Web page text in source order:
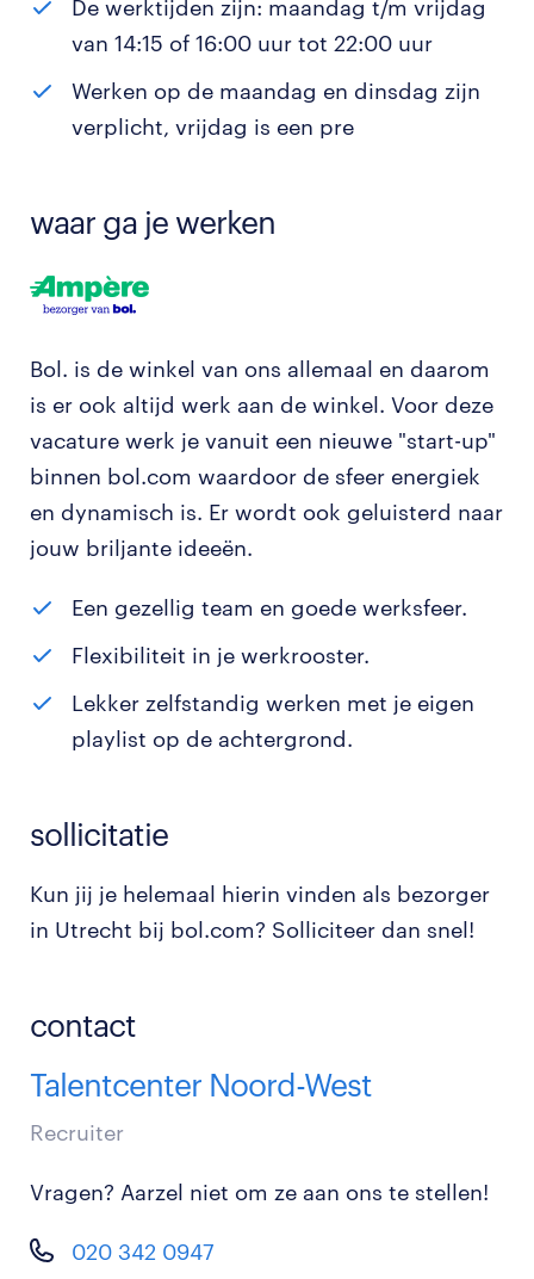
De werktijden zijn: maandag t/m vrijdag
van 14:15 of 16:00 uur tot 22:00 uur
Werken op de maandag en dinsdag zijn
verplicht, vrijdag is een pre
waar ga je werken
Bol. is de winkel van ons allemaal en daarom
is er ook altijd werk aan de winkel. Voor deze
vacature werk je vanuit een nieuwe "start-up"
binnen bol.com waardoor de sfeer energiek
en dynamisch is. Er wordt ook geluisterd naar
jouw briljante ideeën.
Een gezellig team en goede werksfeer.
Flexibiliteit in je werkrooster.
Lekker zelfstandig werken met je eigen
playlist op de achtergrond.
sollicitatie
Kun jij je helemaal hierin vinden als bezorger
in Utrecht bij bol.com? Solliciteer dan snel!
contact
Talentcenter Noord-West
Recruiter
Vragen? Aarzel niet om ze aan ons te stellen!
020 342 0947